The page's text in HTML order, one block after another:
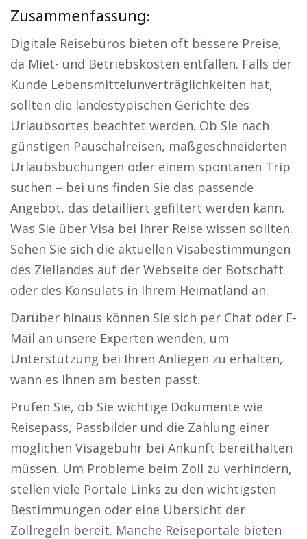
Zusammenfassung:
Digitale Reisebüros bieten oft bessere Preise,
da Miet- und Betriebskosten entfallen. Falls der
Kunde Lebensmittelunverträglichkeiten hat,
sollten die landestypischen Gerichte des
Urlaubsortes beachtet werden. Ob Sie nach
günstigen Pauschalreisen, maßgeschneiderten
Urlaubsbuchungen oder einem spontanen Trip
suchen – bei uns finden Sie das passende
Angebot, das detailliert gefiltert werden kann.
Was Sie über Visa bei Ihrer Reise wissen sollten.
Sehen Sie sich die aktuellen Visabestimmungen
des Ziellandes auf der Webseite der Botschaft
oder des Konsulats in Ihrem Heimatland an.
Darüber hinaus können Sie sich per Chat oder E-
Mail an unsere Experten wenden, um
Unterstützung bei Ihren Anliegen zu erhalten,
wann es Ihnen am besten passt.
Prüfen Sie, ob Sie wichtige Dokumente wie
Reisepass, Passbilder und die Zahlung einer
möglichen Visagebühr bei Ankunft bereithalten
müssen. Um Probleme beim Zoll zu verhindern,
stellen viele Portale Links zu den wichtigsten
Bestimmungen oder eine Übersicht der
Zollregeln bereit. Manche Reiseportale bieten